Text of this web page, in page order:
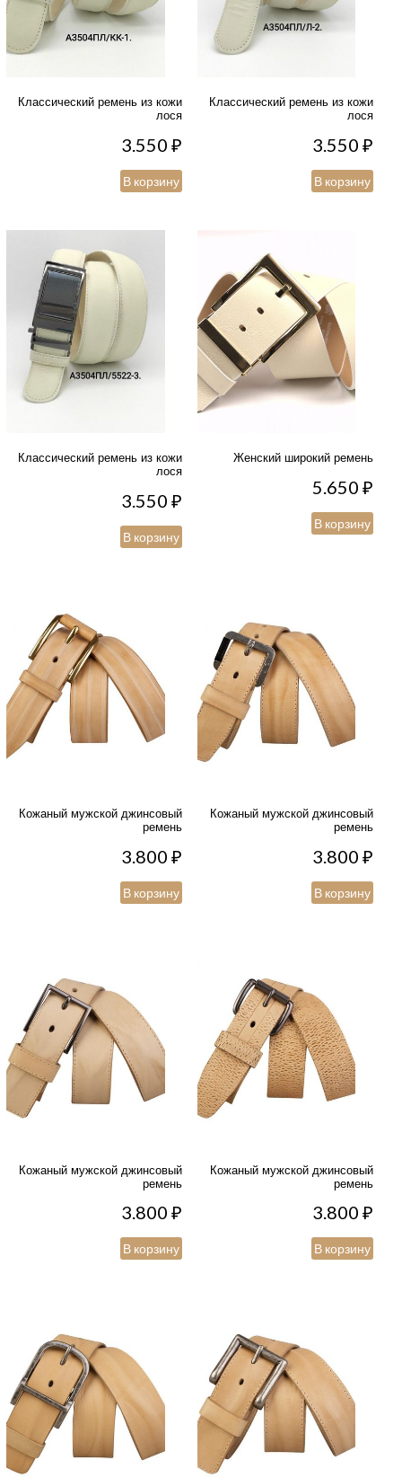
Классический ремень из кожи
лося
3.550₽
В корзину
Классический ремень из кожи
лося
3.550₽
В корзину
Классический ремень из кожи
лося
3.550₽
В корзину
Женский широкий ремень
5.650₽
В корзину
Кожаный мужской джинсовый
ремень
3.800₽
В корзину
Кожаный мужской джинсовый
ремень
3.800₽
В корзину
Кожаный мужской джинсовый
ремень
3.800₽
В корзину
Кожаный мужской джинсовый
ремень
3.800₽
В корзину